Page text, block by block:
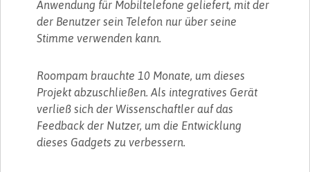
Anwendung für Mobiltelefone geliefert, mit der
der Benutzer sein Telefon nur über seine
Stimme verwenden kann.
Roompam brauchte 10 Monate, um dieses
Projekt abzuschließen. Als integratives Gerät
verließ sich der Wissenschaftler auf das
Feedback der Nutzer, um die Entwicklung
dieses Gadgets zu verbessern.